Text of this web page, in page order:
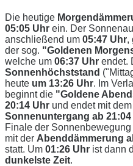
Die heutige
05:05 Uhr ein. Der
anschließend um 05:47 Uhr,
der sog. "Goldenen
welche um 06:37 Uhr endet.
Sonnenhöchststand
heute um 13:26 Uhr. Im
beginnt die "Goldene
20:14 Uhr und endet mit dem
Sonnenuntergang ab 21:04
Finale der
mit der Abenddämmerung
statt. Um 01:26 Uhr ist dann
dunkelste Zeit.